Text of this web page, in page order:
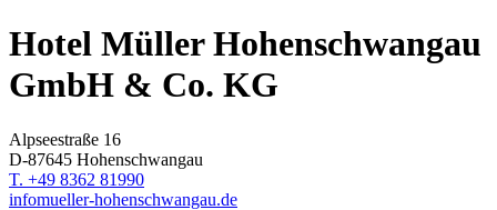
Hotel Müller Hohenschwangau
GmbH & Co. KG
Alpseestraße 16
D-87645 Hohenschwangau
T. +49 8362 81990
infomueller-hohenschwangau.de